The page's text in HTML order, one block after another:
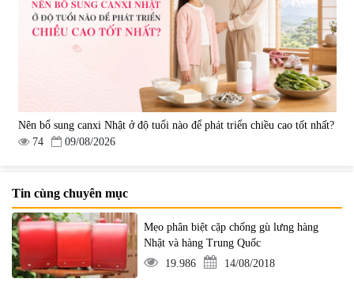
Nên bổ sung canxi Nhật ở độ tuổi nào để phát triển chiều cao tốt nhất?
74
09/08/2026
Tin cùng chuyên mục
Mẹo phân biệt cặp chống gù lưng hàng
Nhật và hàng Trung Quốc
19.986
14/08/2018